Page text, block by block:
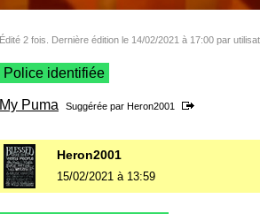
Édité 2 fois. Dernière édition le 14/02/2021 à 17:00 par
Police identifiée
My Puma Suggérée par Heron2001
Heron2001
15/02/2021 à 13:59